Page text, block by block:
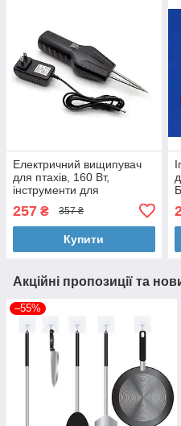
Електричний вищипувач
для птахів, 160 Вт,
інструменти для
видалення пір'я, AND-18-8
257 ₴ 357 ₴
Купити
Акційні пропозиції та
–55%